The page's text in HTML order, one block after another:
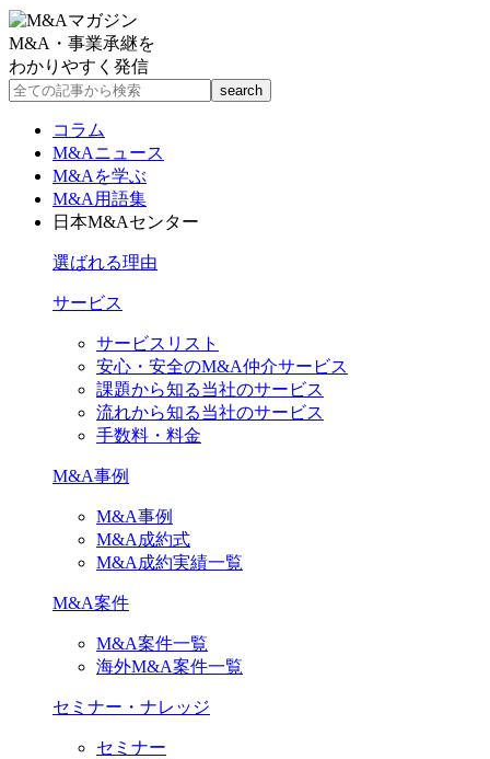
M&A・事業承継を
わかりやすく発信
コラム
M&Aニュース
M&Aを学ぶ
M&A用語集
日本M&Aセンター
選ばれる理由
サービス
サービスリスト
安心・安全のM&A仲介サービス
課題から知る当社のサービス
流れから知る当社のサービス
手数料・料金
M&A事例
M&A事例
M&A成約式
M&A成約実績一覧
M&A案件
M&A案件一覧
海外M&A案件一覧
セミナー・ナレッジ
セミナー